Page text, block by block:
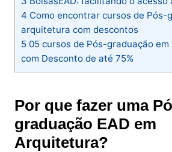
4 Como encontrar cursos de Pós-
arquitetura com descontos
505 cursos de Pós-graduação em
com Desconto de até 75%
Por que fazer uma
graduação EAD em
Arquitetura?